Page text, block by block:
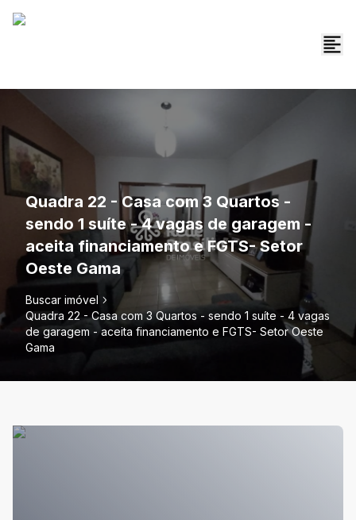
Quadra 22 - Casa com 3 Quartos -
sendo 1 suíte - 4 vagas de garagem -
aceita financiamento e FGTS- Setor
Oeste Gama
Buscar imóvel
Quadra 22 - Casa com 3 Quartos - sendo 1 suíte - 4 vagas
de garagem - aceita financiamento e FGTS- Setor Oeste
Gama